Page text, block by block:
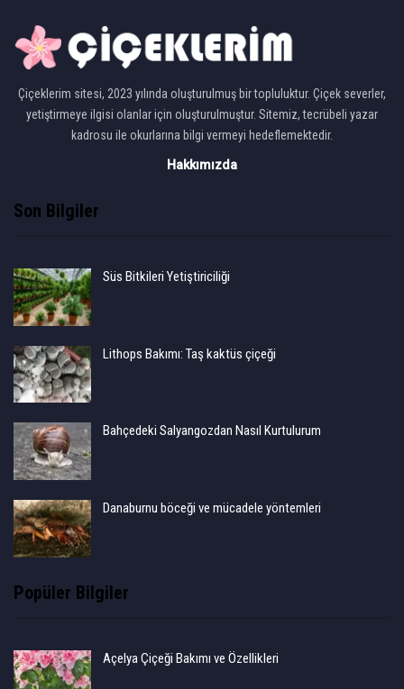
Çiçeklerim sitesi, 2023 yılında oluşturulmuş bir topluluktur. Çiçek severler,
yetiştirmeye ilgisi olanlar için oluşturulmuştur. Sitemiz, tecrübeli yazar
kadrosu ile okurlarına bilgi vermeyi hedeflemektedir.
Hakkımızda
Son Bilgiler
Süs Bitkileri Yetiştiriciliği
Lithops Bakımı: Taş kaktüs çiçeği
Bahçedeki Salyangozdan Nasıl Kurtulurum
Danaburnu böceği ve mücadele yöntemleri
Popüler Bilgiler
Açelya Çiçeği Bakımı ve Özellikleri